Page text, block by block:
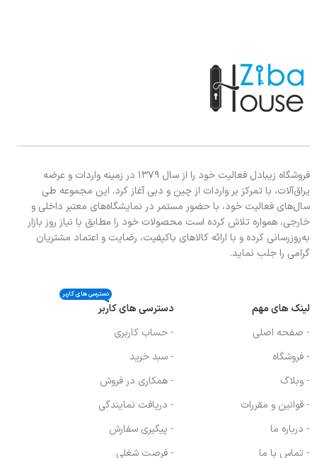
فروشگاه زیبادل فعالیت خود را از سال ۱۳۷۹ در زمینه واردات و عرضه
یراق‌آلات، با تمرکز بر واردات از چین و دبی آغاز کرد. این مجموعه طی
سال‌های فعالیت خود، با حضور مستمر در نمایشگاه‌های معتبر داخلی و
خارجی، همواره تلاش کرده است محصولات خود را مطابق با نیاز روز بازار
به‌روزرسانی کرده و با ارائه کالاهای باکیفیت، رضایت و اعتماد مشتریان
گرامی را جلب نماید.
لینک های مهم
- صفحه اصلی
- فروشگاه
- وبلاگ
- قوانین و مقررات
- درباره ما
- تماس با ما
دسترسی های کاربر
دسترسی های کاربر
- حساب کاربری
- سبد خرید
- همکاری در فروش
- دریافت نمایندگی
- پیگیری سفارش
- فرصت شغلی